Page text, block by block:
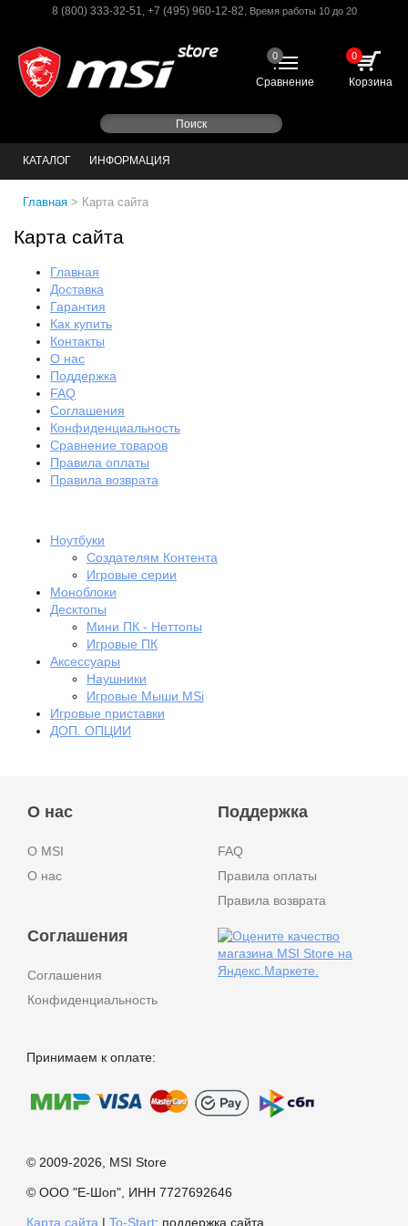
8 (800) 333-32-51, +7 (495) 960-12-82, Время работы 10 до 20
0
Корзина
0
Сравнение
КАТАЛОГ ИНФОРМАЦИЯ
Главная > Карта сайта
Карта сайта
Главная
Доставка
Гарантия
Как купить
Контакты
О нас
Поддержка
FAQ
Соглашения
Конфиденциальность
Сравнение товаров
Правила оплаты
Правила возврата
Ноутбуки
Создателям Контента
Игровые серии
Моноблоки
Десктопы
Мини ПК - Неттопы
Игровые ПК
Аксессуары
Наушники
Игровые Мыши MSi
Игровые приставки
ДОП. ОПЦИИ
О нас
О MSI
О нас
Поддержка
FAQ
Правила оплаты
Правила возврата
Соглашения
Соглашения
Конфиденциальность
Принимаем к оплате:
© 2009-2026, MSI Store
© ООО "Е-Шоп", ИНН 7727692646
Карта сайта | To-Start: поддержка сайта